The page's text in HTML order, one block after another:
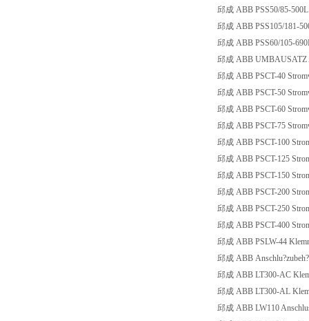
邱成 ABB PSS50/85-500L
邱成 ABB PSS105/181-
邱成 ABB PSS60/105-
邱成 ABB
邱成 ABB PSCT-40
邱成 ABB PSCT-50
邱成 ABB PSCT-60
邱成 ABB PSCT-75
邱成 ABB PSCT-100
邱成 ABB PSCT-125
邱成 ABB PSCT-150
邱成 ABB PSCT-200
邱成 ABB PSCT-250
邱成 ABB PSCT-400
邱成 ABB PSLW-44
邱成 ABB
邱成 ABB LT300-AC
邱成 ABB LT300-AL
邱成 ABB LW110